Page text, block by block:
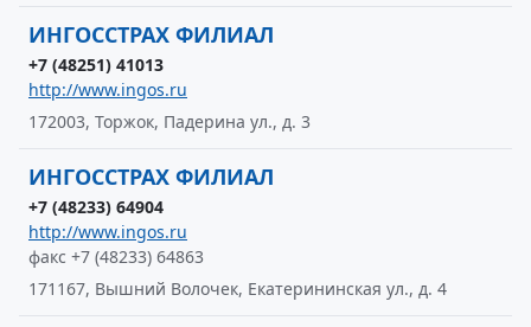
ИНГОССТРАХ ФИЛИАЛ
+7 (48251) 41013
http://www.ingos.ru
172003, Торжок, Падерина ул., д. 3
ИНГОССТРАХ ФИЛИАЛ
+7 (48233) 64904
http://www.ingos.ru
факс +7 (48233) 64863
171167, Вышний Волочек, Екатерининская ул., д. 4